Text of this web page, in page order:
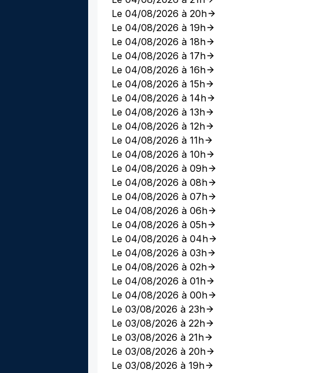
Le 04/08/2026 à 20h
Le 04/08/2026 à 19h
Le 04/08/2026 à 18h
Le 04/08/2026 à 17h
Le 04/08/2026 à 16h
Le 04/08/2026 à 15h
Le 04/08/2026 à 14h
Le 04/08/2026 à 13h
Le 04/08/2026 à 12h
Le 04/08/2026 à 11h
Le 04/08/2026 à 10h
Le 04/08/2026 à 09h
Le 04/08/2026 à 08h
Le 04/08/2026 à 07h
Le 04/08/2026 à 06h
Le 04/08/2026 à 05h
Le 04/08/2026 à 04h
Le 04/08/2026 à 03h
Le 04/08/2026 à 02h
Le 04/08/2026 à 01h
Le 04/08/2026 à 00h
Le 03/08/2026 à 23h
Le 03/08/2026 à 22h
Le 03/08/2026 à 21h
Le 03/08/2026 à 20h
Le 03/08/2026 à 19h